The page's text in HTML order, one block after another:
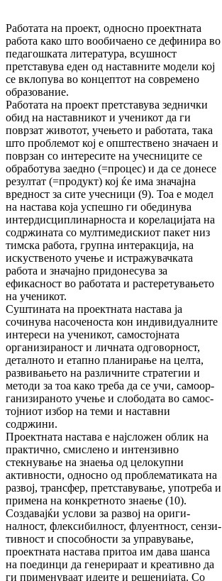
Работата на проект, односно проектната
работа како што вообичаено се дефинира во
педагош­ка­та литература, всушност
претставува еден од наставните модели кој
се вклопува во кон­цеп­тот на современо
образование.
Работата на проект претставува зеднички
обид на наставникот и ученикот да ги
поврзат живо­тот, учењето и работата, така
што проблемот кој е општествено значаен и
поврзан со ин­те­ре­си­те на учесниците се
обработува заедно (=про­цес) и да се донесе
резултат (=продукт) кој ќе има значајна
вредност за сите учесници (9). Тоа е модел
на настава која успешно ги обеди­нува
интердисциплинарноста и корелацијата на
со­др­жината со мултимедискиот пакет низ
тим­ска работа, групна интеракција, на
искустве­но­то учење и истражувачката
работа и значајно придонесува за
ефикасност во работата и расте­ре­тувањето
на ученикот.
Суштината на проектната настава ја
сочинува насоченоста кон индивидуалните
интереси на уче­никот, самостојната
организираност и лич­на­та одговорност,
деталното и етапно плани­ра­ње на целта,
развивањето на различните стра­те­гии и
методи за тоа како треба да се учи, само­ор­
ганизираното учење и слободата во самос­
тојниот избор на теми и наставни
содржини.
Проектната настава е најсложен облик на
прак­тич­но, смислено и интензивно
стекнување на знаења од целокупни
активности, односно од проблематиката на
развој, трансфер, претставу­ва­ње, употреба и
примена на конкретното знаење (10).
Создавајќи услови за развој на ори­ги­
налност, флексибилност, флуентност, сен­зи­
тив­ност и способности за управување,
проект­ната настава притоа им дава шанса
на поединци да генерираат и креативно да
ги применуваат идеите и решенијата. Со